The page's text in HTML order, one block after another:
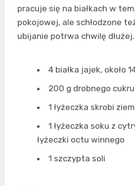
pracuje się na białkach w
pokojowej, ale schłodzone
ubijanie potrwa chwilę dłużej.
4 białka jajek, około
200 g drobnego
1 łyżeczka skrobi
1 łyżeczka soku z
łyżeczki octu winnego
1 szczypta soli